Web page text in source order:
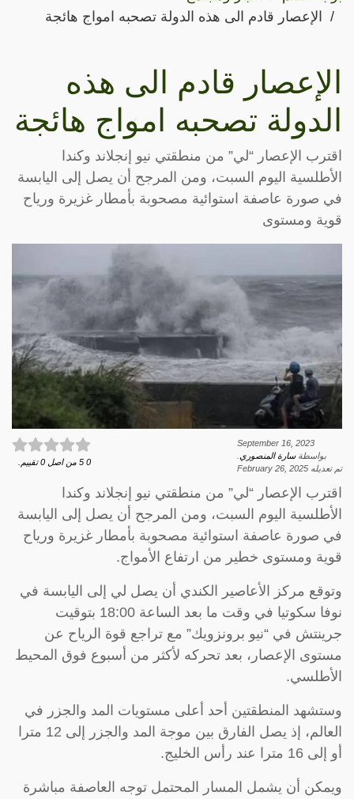
الإعصار قادم الى هذه الدولة تصحبه امواج هائجة
الإعصار قادم الى هذه
الدولة تصحبه امواج هائجة
اقترب الإعصار “لي” من منطقتي نيو إنجلاند وكندا
الأطلسية اليوم السبت، ومن المرجح أن يصل إلى اليابسة
في صورة عاصفة استوائية مصحوبة بأمطار غزيرة ورياح
قوية ومستوى
September 16, 2023
بواسطةسارة المنصوري
تم تعديله February 26, 2025
0
5 من اصل 0 تقييم.
اقترب الإعصار “لي” من منطقتي نيو إنجلاند وكندا
الأطلسية اليوم السبت، ومن المرجح أن يصل إلى اليابسة
في صورة عاصفة استوائية مصحوبة بأمطار غزيرة ورياح
قوية ومستوى خطير من ارتفاع الأمواج.
وتوقع مركز الأعاصير الكندي أن يصل لي إلى اليابسة في
نوفا سكوتيا في وقت ما بعد الساعة 18:00 بتوقيت
جرينتش في “نيو برونزويك” مع تراجع قوة الرياح عن
مستوى الإعصار، بعد تحركه لأكثر من أسبوع فوق المحيط
الأطلسي.
وستشهد المنطقتين أحد أعلى مستويات المد والجزر في
العالم، إذ يصل الفارق بين موجة المد والجزر إلى 12 مترا
أو إلى 16 مترا عند رأس الخليج.
ويمكن أن يشمل المسار المحتمل توجه العاصفة مباشرة